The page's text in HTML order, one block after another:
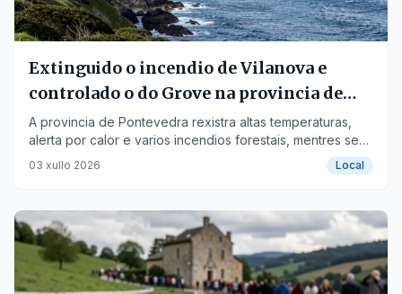
Extinguido o incendio de Vilanova e
controlado o do Grove na provincia de
Pontevedra
A provincia de Pontevedra rexistra altas temperaturas,
alerta por calor e varios incendios forestais, mentres se
anuncian novas infraestruturas e eventos culturais.
03 xullo 2026 Local